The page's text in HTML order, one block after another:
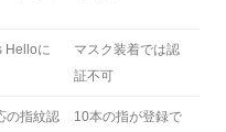
Helloに
マスク装着では認
証不可
の指紋認
10本の指が登録で